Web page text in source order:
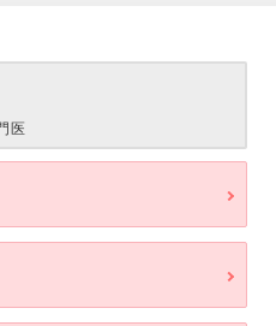
医